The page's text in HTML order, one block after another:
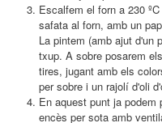
Escalfem el forn a 230
safata al forn, amb un
La pintem (amb ajut d'un
txup. A sobre posarem
tires, jugant amb els
per sobre i un rajolí d'oli
En aquest punt ja
encès per sota amb